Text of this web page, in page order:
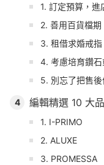
1. 訂定預算，
2. 善用百貨檔
3. 租借求婚戒
4. 考慮培育鑽
5. 別忘了把售
4 編輯精選 10 大
1. I-PRIMO
2. ALUXE
3. PROMESSA